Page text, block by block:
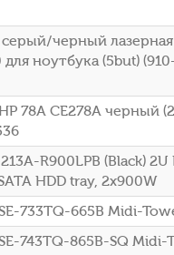
черный лазерная
для ноутбука (5but)
78A CE278A черный
R900LPB (Black)
HDD tray, 2x900W
733TQ-665B Midi-
743TQ-865B-SQ Midi-